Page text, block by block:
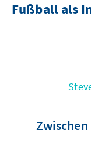
Fußball als